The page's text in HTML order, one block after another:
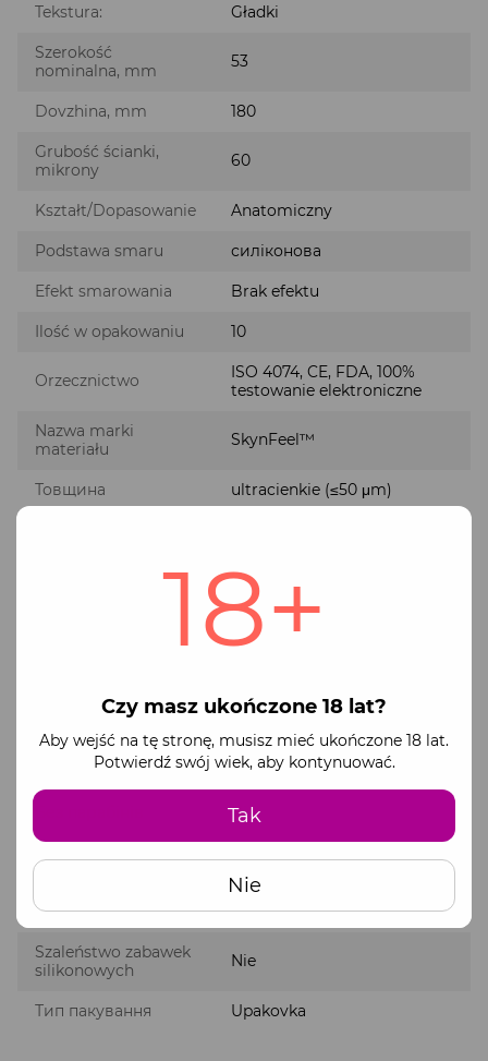
18+
Czy masz ukończone 18 lat?
Aby wejść na tę stronę, musisz mieć ukończone 18 lat.
Potwierdź swój wiek, aby kontynuować.
Tak
Nie
Tekstura: Gładki
Szerokość
nominalna, mm
53
Dovzhina, mm 180
Grubość ścianki,
mikrony
60
Kształt/Dopasowanie Anatomiczny
Podstawa smaru силіконова
Efekt smarowania Brak efektu
Ilość w opakowaniu 10
Orzecznictwo
ISO 4074, CE, FDA, 100%
testowanie elektroniczne
Nazwa marki
materiału
SkynFeel™
Товщина ultracienkie (≤50 μm)
Nie
Nie
без аромату
Smar Dodatkova Nie
Bez gliceryny Nie
Nie
środkami smarnymi
Szaleństwo zabawek
silikonowych
Nie
Тип пакування Upakovka